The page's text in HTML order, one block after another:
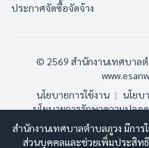
ประกาศจัดซื้อจัดจ้าง
© 2569 สำนักงานเทศบาล
นโยบายการใช้งาน | นโยบ
นโยบายการรักษาความปลอ
ออนไลน์:4
สำนักงานเทศบาลตำบลภูวง มีกา
ส่วนบุคคลและช่วยเพิ่มประสิทธิ